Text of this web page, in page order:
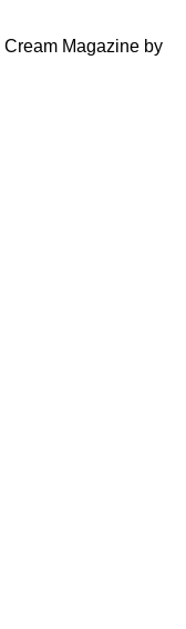
Cream Magazine by